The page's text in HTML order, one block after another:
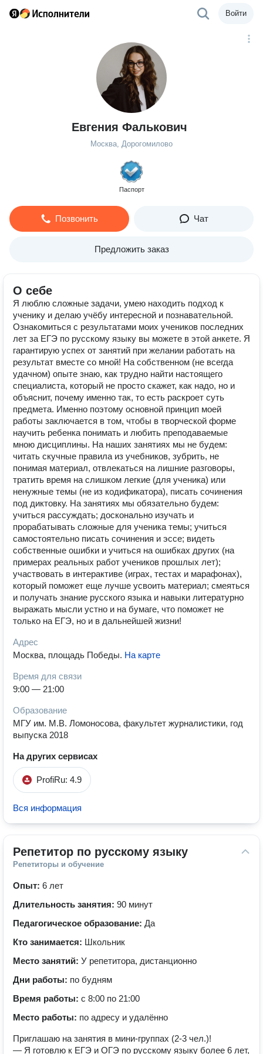
Войти
Евгения Фалькович
Москва, Дорогомилово
Паспорт
Позвонить Чат
Предложить заказ
О себе
Я люблю сложные задачи, умею находить подход к
ученику и делаю учёбу интересной и познавательной.
Ознакомиться с результатами моих учеников последних
лет за ЕГЭ по русскому языку вы можете в этой анкете. Я
гарантирую успех от занятий при желании работать на
результат вместе со мной! На собственном (не всегда
удачном) опыте знаю, как трудно найти настоящего
специалиста, который не просто скажет, как надо, но и
объяснит, почему именно так, то есть раскроет суть
предмета. Именно поэтому основной принцип моей
работы заключается в том, чтобы в творческой форме
научить ребенка понимать и любить преподаваемые
мною дисциплины. На наших занятиях мы не будем:
читать скучные правила из учебников, зубрить, не
понимая материал, отвлекаться на лишние разговоры,
тратить время на слишком легкие (для ученика) или
ненужные темы (не из кодификатора), писать сочинения
под диктовку. На занятиях мы обязательно будем:
учиться рассуждать; досконально изучать и
прорабатывать сложные для ученика темы; учиться
самостоятельно писать сочинения и эссе; видеть
собственные ошибки и учиться на ошибках других (на
примерах реальных работ учеников прошлых лет);
участвовать в интерактиве (играх, тестах и марафонах),
который поможет еще лучше усвоить материал; смеяться
и получать знание русского языка и навыки литературно
выражать мысли устно и на бумаге, что поможет не
только на ЕГЭ, но и в дальнейшей жизни!
Адрес
Москва, площадь Победы. На карте
Время для связи
9:00 — 21:00
Образование
МГУ им. М.В. Ломоносова, факультет журналистики, год
выпуска 2018
На других сервисах
ProfiRu: 4.9
Вся информация
Репетитор по русскому языку
Репетиторы и обучение
Опыт: 6 лет
Длительность занятия: 90 минут
Педагогическое образование: Да
Кто занимается: Школьник
Место занятий: У репетитора, дистанционно
Дни работы: по будням
Время работы: с 8:00 по 21:00
Место работы: по адресу и удалённо
Приглашаю на занятия в мини-группах (2-3 чел.)!
— Я готовлю к ЕГЭ и ОГЭ по русскому языку более 6 лет,